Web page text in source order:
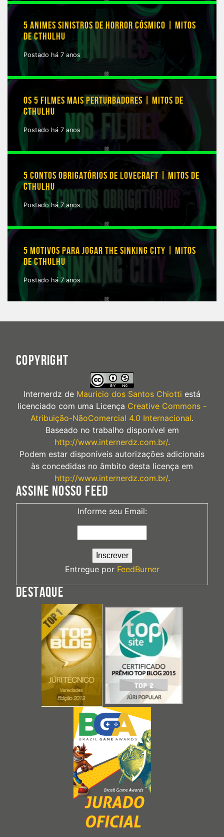
5 ANIMES SINISTROS DE HORROR CÓSMICO | MITOS
DE CTHULHU
Postado há 7 anos
OS 5 FILMES MAIS PERTURBADORES | MITOS DE
CTHULHU
Postado há 7 anos
5 CONTOS OBRIGATÓRIOS DE LOVECRAFT | MITOS DE
CTHULHU
Postado há 7 anos
5 MOTIVOS PARA JOGAR THE SINKING CITY | MITOS
DE CTHULHU
Postado há 7 anos
COPYRIGHT
Internerdz de Mauricio dos Santos Chiotti está
licenciado com uma Licença Creative Commons -
Atribuição-NãoComercial 4.0 Internacional.
Baseado no trabalho disponível em
http://www.internerdz.com.br/.
Podem estar disponíveis autorizações adicionais
às concedidas no âmbito desta licença em
http://www.internerdz.com.br/.
ASSINE NOSSO FEED
Informe seu Email:
Entregue por FeedBurner
DESTAQUE